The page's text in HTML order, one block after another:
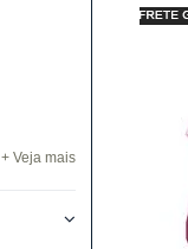
+ Veja mais